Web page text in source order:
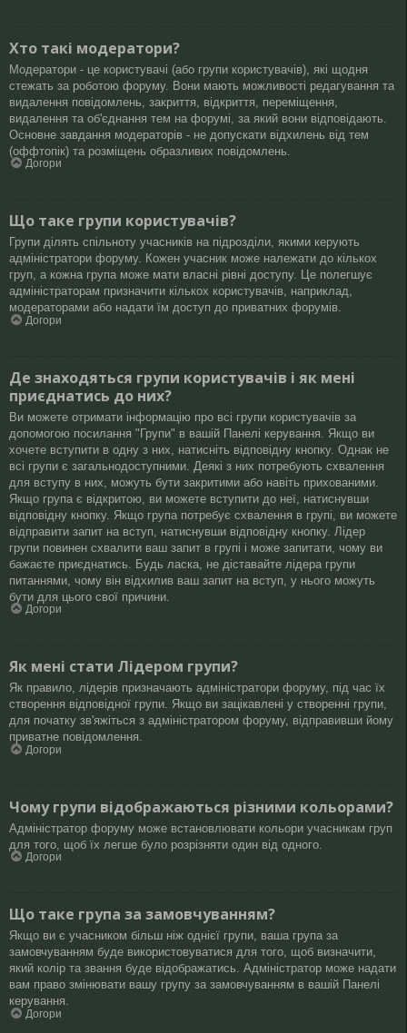
Хто такі модератори?
Модератори - це користувачі (або групи користувачів), які щодня
стежать за роботою форуму. Вони мають можливості редагування та
видалення повідомлень, закриття, відкриття, переміщення,
видалення та об'єднання тем на форумі, за який вони відповідають.
Основне завдання модераторів - не допускати відхилень від тем
(оффтопік) та розміщень образливих повідомлень.
Догори
Що таке групи користувачів?
Групи ділять спільноту учасників на підрозділи, якими керують
адміністратори форуму. Кожен учасник може належати до кількох
груп, а кожна група може мати власні рівні доступу. Це полегшує
адміністраторам призначити кількох користувачів, наприклад,
модераторами або надати їм доступ до приватних форумів.
Догори
Де знаходяться групи користувачів і як мені
приєднатись до них?
Ви можете отримати інформацію про всі групи користувачів за
допомогою посилання "Групи" в вашій Панелі керування. Якщо ви
хочете вступити в одну з них, натисніть відповідну кнопку. Однак не
всі групи є загальнодоступними. Деякі з них потребують схвалення
для вступу в них, можуть бути закритими або навіть прихованими.
Якщо група є відкритою, ви можете вступити до неї, натиснувши
відповідну кнопку. Якщо група потребує схвалення в групі, ви можете
відправити запит на вступ, натиснувши відповідну кнопку. Лідер
групи повинен схвалити ваш запит в групі і може запитати, чому ви
бажаєте приєднатись. Будь ласка, не діставайте лідера групи
питаннями, чому він відхилив ваш запит на вступ, у нього можуть
бути для цього свої причини.
Догори
Як мені стати Лідером групи?
Як правило, лідерів призначають адміністратори форуму, під час їх
створення відповідної групи. Якщо ви зацікавлені у створенні групи,
для початку зв'яжіться з адміністратором форуму, відправивши йому
приватне повідомлення.
Догори
Чому групи відображаються різними кольорами?
Адміністратор форуму може встановлювати кольори учасникам груп
для того, щоб їх легше було розрізняти один від одного.
Догори
Що таке група за замовчуванням?
Якщо ви є учасником більш ніж однієї групи, ваша група за
замовчуванням буде використовуватися для того, щоб визначити,
який колір та звання буде відображатись. Адміністратор може надати
вам право змінювати вашу групу за замовчуванням в вашій Панелі
керування.
Догори